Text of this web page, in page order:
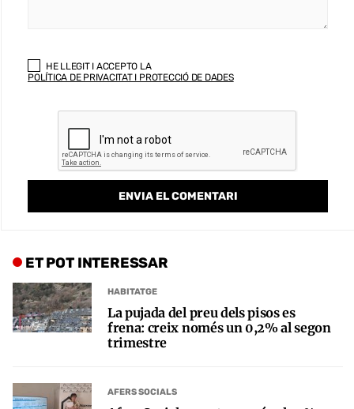
HE LLEGIT I ACCEPTO LA
POLÍTICA DE PRIVACITAT I PROTECCIÓ DE DADES
ET POT INTERESSAR
HABITATGE
La pujada del preu dels pisos es
frena: creix només un 0,2% al segon
trimestre
AFERS SOCIALS